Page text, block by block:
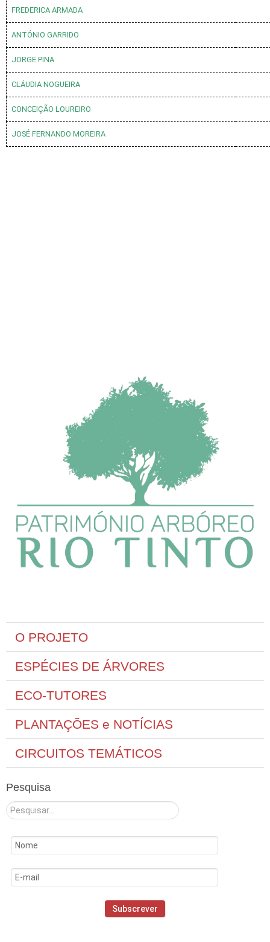
O PROJETO
ESPÉCIES DE ÁRVORES
ECO-TUTORES
PLANTAÇÕES e NOTÍCIAS
CIRCUITOS TEMÁTICOS
Pesquisa
Pesquisar
FREDERICA ARMADA
ANTÓNIO GARRIDO
JORGE PINA
CLÁUDIA NOGUEIRA
CONCEIÇÃO LOUREIRO
JOSÉ FERNANDO MOREIRA